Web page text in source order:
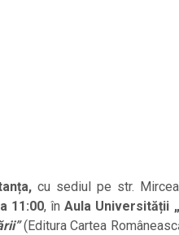
cu sediul pe str.
11:00, înAula Universității
(Editura Cartea